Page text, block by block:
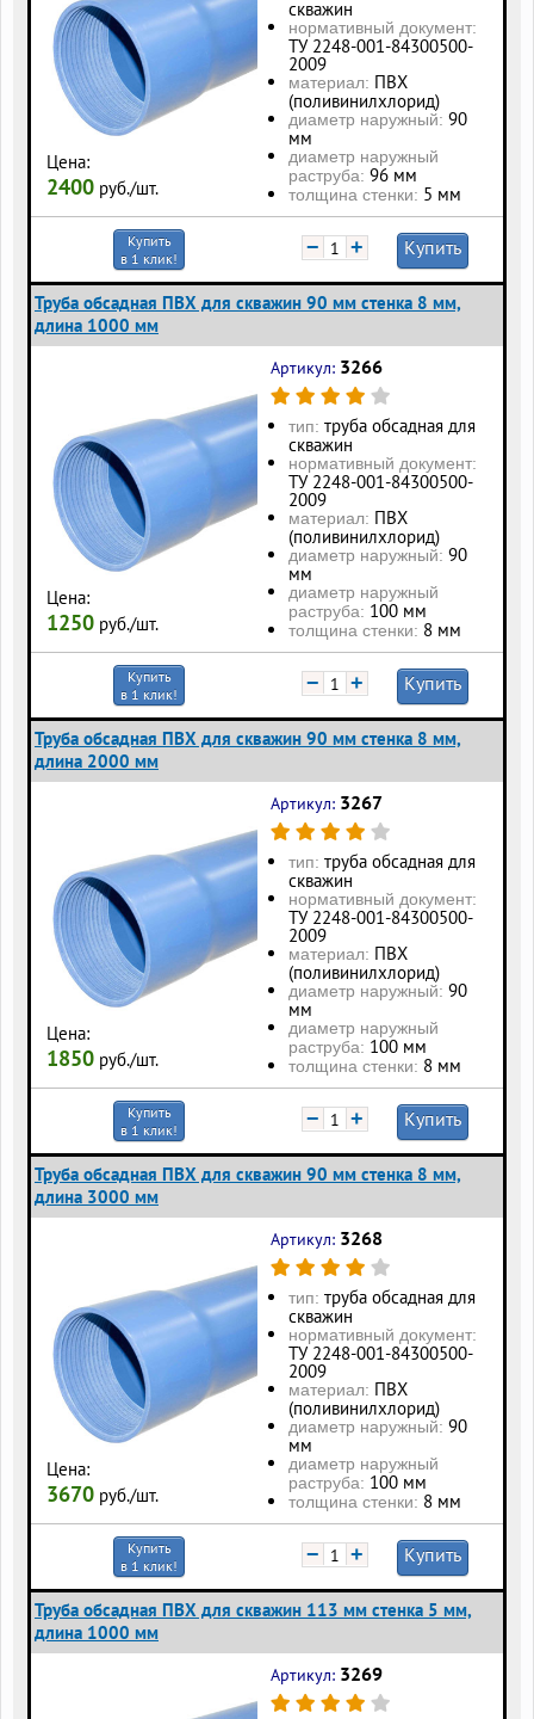
Цена:
2400 руб./шт.
скважин
нормативный документ:
ТУ 2248-001-84300500-
2009
материал: ПВХ
(поливинилхлорид)
диаметр наружный: 90
мм
диаметр наружный
раструба: 96 мм
толщина стенки: 5 мм
Купить
в 1 клик!
− + Купить
Труба обсадная ПВХ для скважин 90 мм стенка 8 мм,
длина 1000 мм
Цена:
1250 руб./шт.
Артикул: 3266
тип: труба обсадная для
скважин
нормативный документ:
ТУ 2248-001-84300500-
2009
материал: ПВХ
(поливинилхлорид)
диаметр наружный: 90
мм
диаметр наружный
раструба: 100 мм
толщина стенки: 8 мм
Купить
в 1 клик!
− + Купить
Труба обсадная ПВХ для скважин 90 мм стенка 8 мм,
длина 2000 мм
Цена:
1850 руб./шт.
Артикул: 3267
тип: труба обсадная для
скважин
нормативный документ:
ТУ 2248-001-84300500-
2009
материал: ПВХ
(поливинилхлорид)
диаметр наружный: 90
мм
диаметр наружный
раструба: 100 мм
толщина стенки: 8 мм
Купить
в 1 клик!
− + Купить
Труба обсадная ПВХ для скважин 90 мм стенка 8 мм,
длина 3000 мм
Цена:
3670 руб./шт.
Артикул: 3268
тип: труба обсадная для
скважин
нормативный документ:
ТУ 2248-001-84300500-
2009
материал: ПВХ
(поливинилхлорид)
диаметр наружный: 90
мм
диаметр наружный
раструба: 100 мм
толщина стенки: 8 мм
Купить
в 1 клик!
− + Купить
Труба обсадная ПВХ для скважин 113 мм стенка 5 мм,
длина 1000 мм
Артикул: 3269